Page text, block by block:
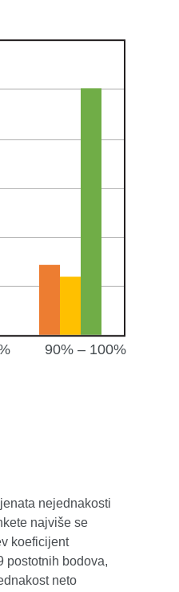
nejednakosti
najviše se
koeficijent
postotnih bodova,
neto